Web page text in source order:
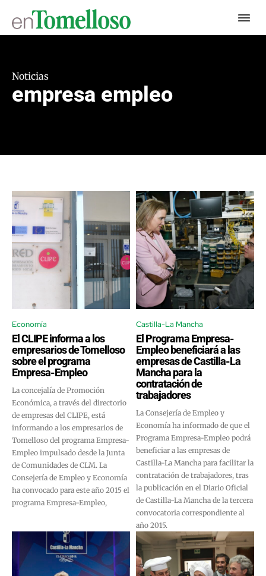
Noticias
empresa empleo
Economía
El CLIPE informa a los
empresarios de Tomelloso
sobre el programa
Empresa-Empleo
La concejalía de Promoción
Económica, a través del directorio
de empresas del CLIPE, está
informando a los empresarios de
Tomelloso del programa Empresa-
Empleo impulsado desde la Junta
de Comunidades de CLM. La
Consejería de Empleo y Economía
ha convocado para este año 2015 el
programa Empresa-Empleo,
Castilla-La Mancha
El Programa Empresa-
Empleo beneficiará a las
empresas de Castilla-La
Mancha para la
contratación de
trabajadores
La Consejería de Empleo y
Economía ha informado de que el
Programa Empresa-Empleo podrá
beneficiar a las empresas de
Castilla-La Mancha para facilitar la
contratación de trabajadores, tras
la publicación en el Diario Oficial
de Castilla-La Mancha de la tercera
convocatoria correspondiente al
año 2015.